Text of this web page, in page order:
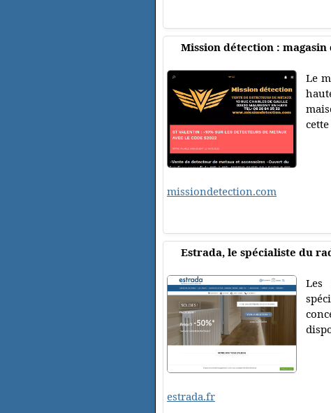
Mission détection :
Le
missiondetection.com
Estrada, le spécialiste du
Les
estrada.fr